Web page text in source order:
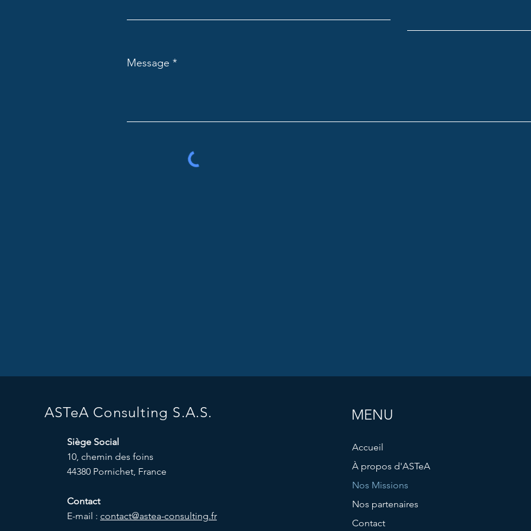
Message
ASTeA Consulting S.A.S.
Siège Social
10, chemin des foins
44380 Pornichet, France
Contact
E-mail : contact@astea-consulting.fr
MENU
Accueil
À propos d'ASTeA
Nos Missions
Nos partenaires
Contact